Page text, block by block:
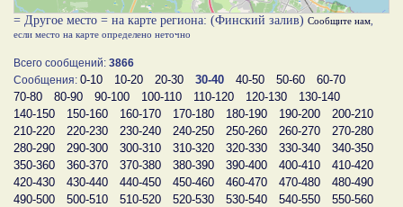
= Другое место = на карте региона: (Финский залив) Сообщите нам
если место на карте определено неточно
Всего сообщений: 3866
Сообщения: 0-10 10-20 20-30 30-40 40-50 50-60
60-70
70-80
80-90 90-100 100-110 110-120 120-130
130-140
140-150
150-160 160-170 170-180 180-190 190-200
200-210
210-220
220-230 230-240 240-250 250-260 260-270
270-280
280-290
290-300 300-310 310-320 320-330 330-340
340-350
350-360
360-370 370-380 380-390 390-400 400-410
410-420
420-430
430-440 440-450 450-460 460-470 470-480
480-490
490-500
500-510 510-520 520-530 530-540 540-550
550-560